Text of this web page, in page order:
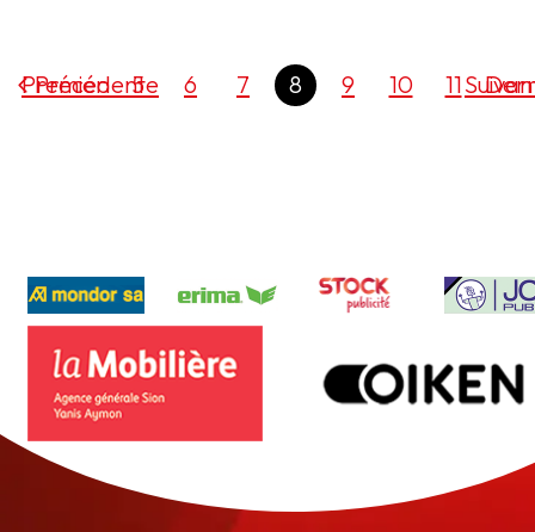
Précédente
Premier 5 6 7 8 9 10 11